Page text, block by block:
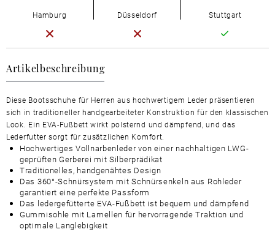
Artikelbeschreibung
Diese Bootsschuhe für Herren aus hochwertigem Leder präsentieren
sich in traditioneller handgearbeiteter Konstruktion für den klassischen
Look. Ein EVA-Fußbett wirkt polsternd und dämpfend, und das
Lederfutter sorgt für zusätzlichen Komfort.
Hochwertiges Vollnarbenleder von einer nachhaltigen LWG-
geprüften Gerberei mit Silberprädikat
Traditionelles, handgenähtes Design
Das 360°-Schnürsystem mit Schnürsenkeln aus Rohleder
garantiert eine perfekte Passform
Das ledergefütterte EVA-Fußbett ist bequem und dämpfend
Gummisohle mit Lamellen für hervorragende Traktion und
optimale Langlebigkeit
Hamburg Düsseldorf Stuttgart